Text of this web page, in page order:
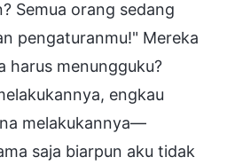
Semua orang sedang
pengaturanmu!" Mereka
harus menungguku?
engkau
melakukannya—
saja biarpun aku tidak